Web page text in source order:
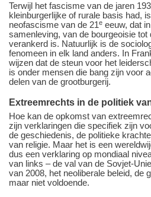
Terwijl het fascisme van de jaren
kleinburgerlijke of rurale basis had,
neofascisme van de 21e eeuw, dat
samenleving, van de bourgeoisie tot
verankerd is. Natuurlijk is de
fenomeen in elk land anders. In
wijzen dat de steun voor het
is onder mensen die bang zijn voor
delen van de grootburgerij.
Extreemrechts in de politiek
Hoe kan de opkomst van
zijn verklaringen die specifiek zijn
de geschiedenis, de politieke
van religie. Maar het is een
dus een verklaring op mondiaal
van links – de val van de Sovjet-
van 2008, het neoliberale beleid, de
maar niet voldoende.